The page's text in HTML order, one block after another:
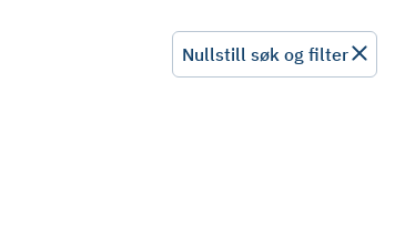
Nullstill søk og filter